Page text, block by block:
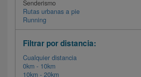
Senderismo
Rutas urbanas a pie
Running
Filtrar por distancia:
Cualquier distancia
0km - 10km
10km - 20km